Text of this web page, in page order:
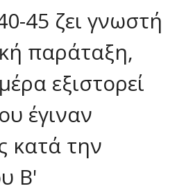
45 ζει γνωστή
παράταξη,
εξιστορεί
έγιναν
κατά την
Β'